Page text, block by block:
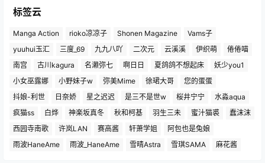
标签云
Manga Action rioko凉凉子 Shonen Magazine
Vams子
yuuhui玉汇
三度_69 九九八吖 二次元 云溪溪 伊织萌
倦倦喵
南宫
古川kagura 名濑弥七 啊日日 夏鸽鸽不想起床
妖少you1
小女巫露娜
小野妹子w 弥美Mime 徐珺大哥
您的蛋蛋
抖娘-利世
日奈娇 星之迟迟 是三不是世w 桜井宁宁
水淼aqua
疯猫ss
白烨 神楽坂真冬 秋和柯基 羽生三未 蜜汁猫裘
蠢沫沫
西园寺南歌
许岚LAN 赛高酱 轩萧学姐
阿包也是兔娘
雨波HaneAme
雨波_HaneAme 雪晴Astra 雪琪SAMA 麻花酱